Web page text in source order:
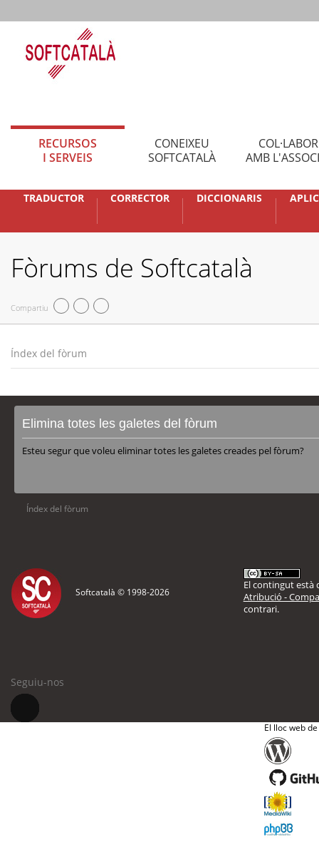
RECURSOS
I SERVEIS
CONEIXEU
SOFTCATALÀ
AMB
TRADUCTOR CORRECTOR DICCIONARIS
Fòrums de Softcatalà
Compartiu
Índex del fòrum
Elimina totes les galetes del fòrum
Esteu segur que voleu eliminar totes les galetes creades pel fòrum?
Índex del fòrum
Softcatalà © 1998-2026
El contingut està
Atribució -
contrari.
Seguiu-nos
El lloc web